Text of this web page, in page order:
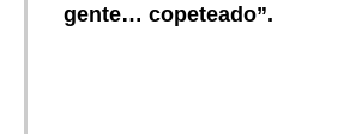
gente… copeteado”.